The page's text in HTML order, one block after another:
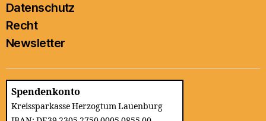
Datenschutz
Recht
Newsletter
Spendenkonto
Kreissparkasse Herzogtum Lauenburg